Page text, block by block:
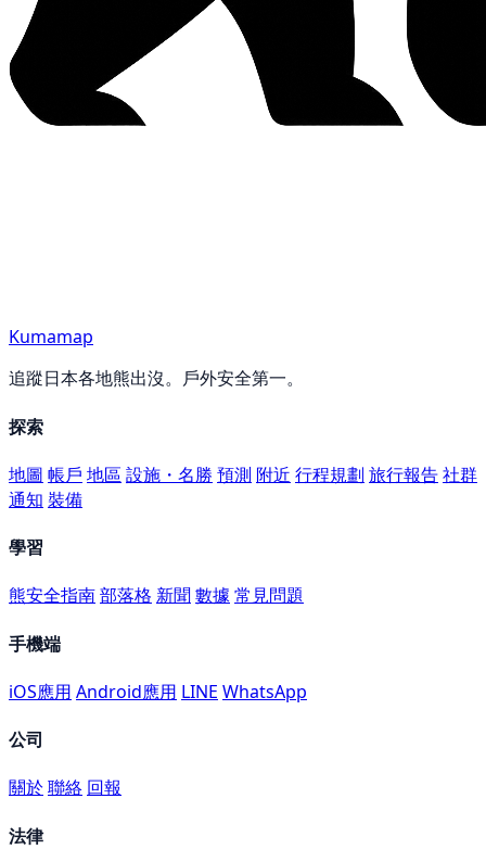
Kumamap
追蹤日本各地熊出沒。戶外安全第一。
探索
地圖 帳戶 地區 設施・名勝 預測 附近 行程規劃 旅行報告社群
通知 裝備
學習
熊安全指南部落格 新聞數據 常見問題
手機端
iOS應用 Android應用 LINE WhatsApp
公司
關於聯絡 回報
法律